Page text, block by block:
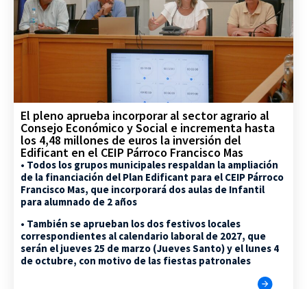
El pleno aprueba incorporar al sector agrario al
Consejo Económico y Social e incrementa hasta
los 4,48 millones de euros la inversión del
Edificant en el CEIP Párroco Francisco Mas
• Todos los grupos municipales respaldan la ampliación
de la financiación del Plan Edificant para el CEIP Párroco
Francisco Mas, que incorporará dos aulas de Infantil
para alumnado de 2 años
• También se aprueban los dos festivos locales
correspondientes al calendario laboral de 2027, que
serán el jueves 25 de marzo (Jueves Santo) y el lunes 4
de octubre, con motivo de las fiestas patronales